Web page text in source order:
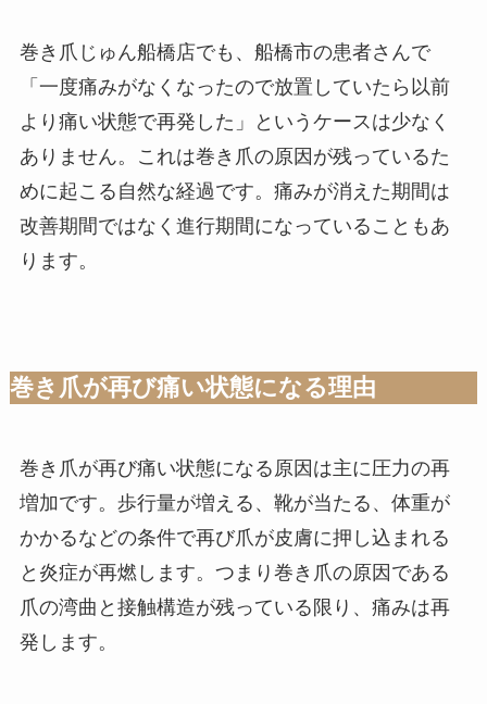
巻き爪じゅん船橋店でも、船橋市の患者さんで
「一度痛みがなくなったので放置していたら以前
より痛い状態で再発した」というケースは少なく
ありません。これは巻き爪の原因が残っているた
めに起こる自然な経過です。痛みが消えた期間は
改善期間ではなく進行期間になっていることもあ
ります。
巻き爪が再び痛い状態になる理由
巻き爪が再び痛い状態になる原因は主に圧力の再
増加です。歩行量が増える、靴が当たる、体重が
かかるなどの条件で再び爪が皮膚に押し込まれる
と炎症が再燃します。つまり巻き爪の原因である
爪の湾曲と接触構造が残っている限り、痛みは再
発します。